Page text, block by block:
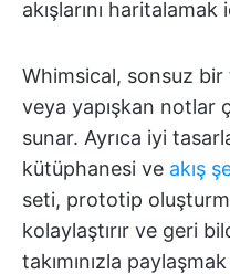
akışlarını
Whimsical, sonsuz
veya yapışkan notlar
sunar. Ayrıca iyi
kütüphanesi ve akış
seti, prototip
kolaylaştırır ve geri
takımınızla